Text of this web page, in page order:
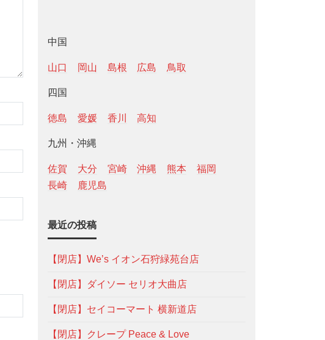
中国
山口 岡山 島根 広島 鳥取
四国
徳島 愛媛 香川 高知
九州・沖縄
佐賀 大分 宮崎 沖縄 熊本
福岡
長崎
鹿児島
最近の投稿
【閉店】We’s イオン石狩緑苑台店
【閉店】ダイソー セリオ大曲店
【閉店】セイコーマート 横新道店
【閉店】クレープ Peace & Love